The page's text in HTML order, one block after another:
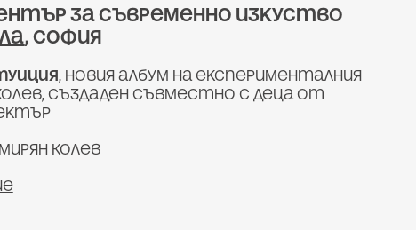
за съвременно изкуство
, София
, новия албум на експерименталния
създаден съвместно с деца от
Мирян Колев